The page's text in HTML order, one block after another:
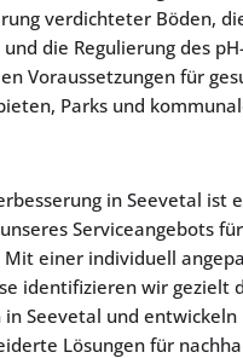
verdichteter Böden,
die Regulierung des
Voraussetzungen für
Parks und
in Seevetal ist
Serviceangebots
Mit einer individuell
identifizieren wir gezielt
in Seevetal und entwickeln
Lösungen für